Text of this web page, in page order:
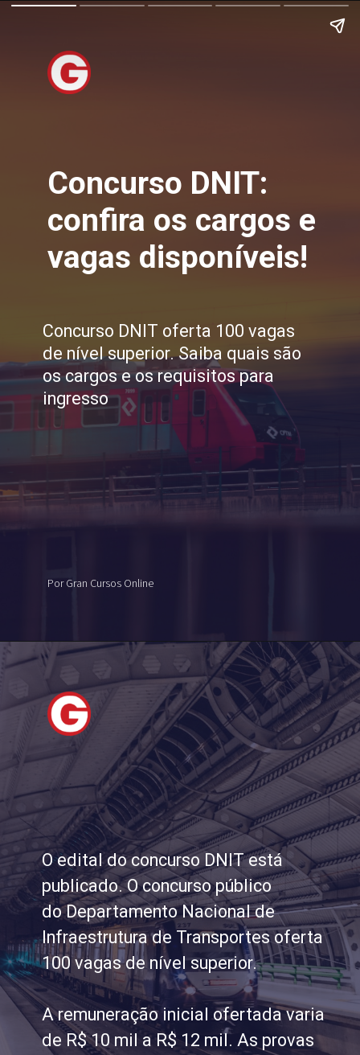
Concurso DNIT:
confira os cargos e
vagas disponíveis!
Concurso DNIT oferta 100 vagas
de nível superior. Saiba quais são
os cargos e os requisitos para
ingresso
Por Gran Cursos Online
O edital do concurso DNIT está
publicado. O concurso público
do Departamento Nacional de
Infraestrutura de Transportes oferta
100 vagas de nível superior.
A remuneração inicial ofertada varia
de R$ 10 mil a R$ 12 mil. As provas